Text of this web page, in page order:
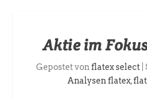
Aktie im
Gepostet vonflatex select
Analysen flatex,